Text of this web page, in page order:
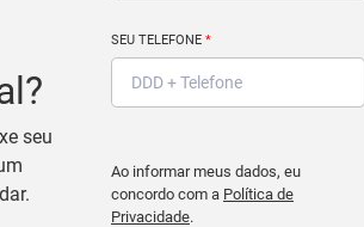
seu
SEU TELEFONE *
Ao informar meus dados, eu
concordo com a Política de
Privacidade.